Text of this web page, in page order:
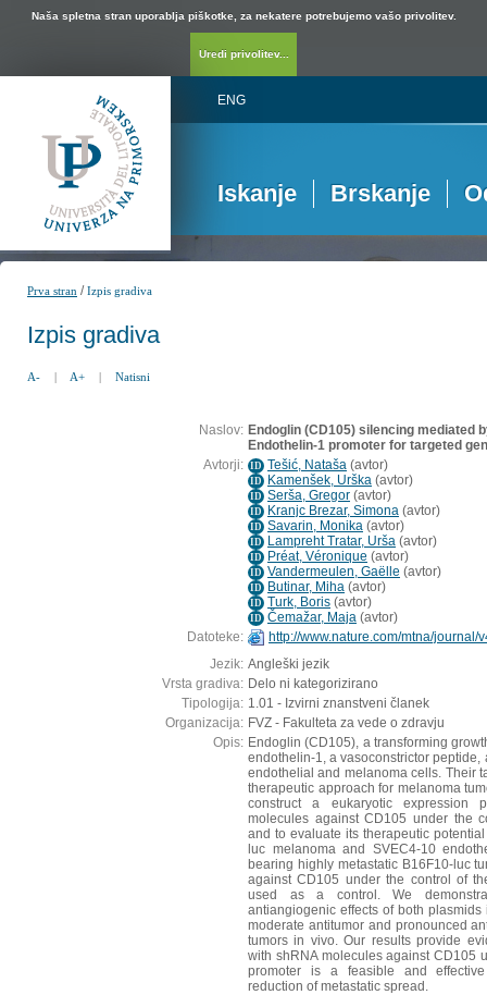
Naša spletna stran uporablja piškotke, za nekatere potrebujemo vašo privolitev.
Uredi privolitev...
ENG
Iskanje Brskanje
Prva stran /Izpis gradiva
Izpis gradiva
A- | A+ | Natisni
Naslov: Endoglin (CD105) silencing mediated
Endothelin-1 promoter for targeted
Avtorji: ID Tešić, Nataša (avtor)
ID Kamenšek, Urška (avtor)
ID Serša, Gregor (avtor)
ID Kranjc Brezar, Simona (avtor)
ID Savarin, Monika (avtor)
ID Lampreht Tratar, Urša (avtor)
ID Préat, Véronique (avtor)
ID Vandermeulen, Gaëlle (avtor)
ID Butinar, Miha (avtor)
ID Turk, Boris (avtor)
ID Čemažar, Maja (avtor)
Datoteke:
http://www.nature.com/mtna/journal/
Jezik: Angleški jezik
Vrsta gradiva: Delo ni kategorizirano
Tipologija: 1.01 - Izvirni znanstveni članek
Organizacija: FVZ - Fakulteta za vede o zdravju
Opis: Endoglin (CD105), a transforming
endothelin-1, a vasoconstrictor
endothelial and melanoma cells. Their
therapeutic approach for melanoma
construct a eukaryotic expression
molecules against CD105 under the
and to evaluate its therapeutic
luc melanoma and SVEC4-10
bearing highly metastatic B16F10-luc
against CD105 under the control of
used as a control. We
antiangiogenic effects of both
moderate antitumor and pronounced
tumors in vivo. Our results provide
with shRNA molecules against CD105
promoter is a feasible and
reduction of metastatic spread.